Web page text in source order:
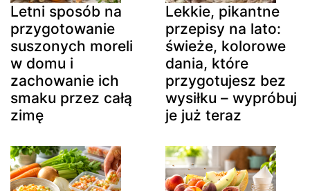
Letni sposób na
przygotowanie
suszonych moreli
w domu i
zachowanie ich
smaku przez całą
zimę
Lekkie, pikantne
przepisy na lato:
świeże, kolorowe
dania, które
przygotujesz bez
wysiłku – wypróbuj
je już teraz